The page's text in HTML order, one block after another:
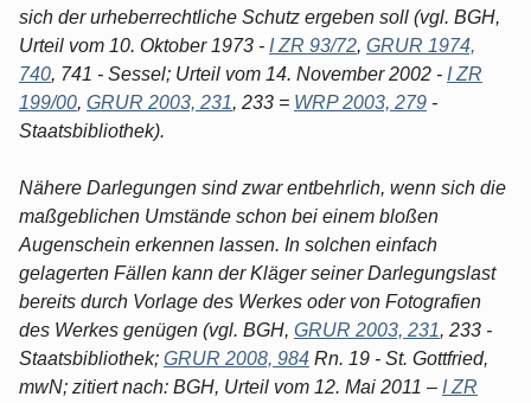
sich der urheberrechtliche Schutz ergeben soll (vgl. BGH,
Urteil vom 10. Oktober 1973 - I ZR 93/72, GRUR 1974,
740, 741 - Sessel; Urteil vom 14. November 2002 - I ZR
199/00, GRUR 2003, 231, 233 = WRP 2003, 279 -
Staatsbibliothek).
Nähere Darlegungen sind zwar entbehrlich, wenn sich die
maßgeblichen Umstände schon bei einem bloßen
Augenschein erkennen lassen. In solchen einfach
gelagerten Fällen kann der Kläger seiner Darlegungslast
bereits durch Vorlage des Werkes oder von Fotografien
des Werkes genügen (vgl. BGH, GRUR 2003, 231, 233 -
Staatsbibliothek; GRUR 2008, 984 Rn. 19 - St. Gottfried,
mwN; zitiert nach: BGH, Urteil vom 12. Mai 2011 – I ZR